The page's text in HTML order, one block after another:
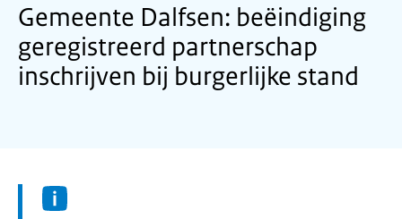
Gemeente Dalfsen: beëindiging
geregistreerd partnerschap
inschrijven bij burgerlijke stand